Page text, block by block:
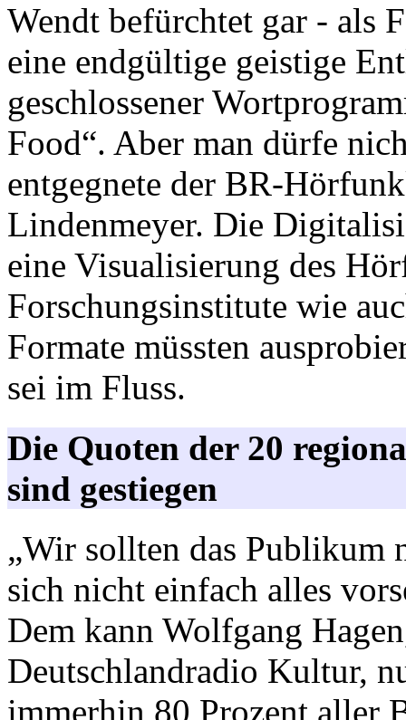
Wendt befürchtet gar - als
eine endgültige geistige
geschlossener
Food“. Aber man dürfe
entgegnete der BR-
Lindenmeyer. Die
eine Visualisierung des
Forschungsinstitute wie
Formate müssten
sei im Fluss.
Die Quoten der 20
sind gestiegen
„Wir sollten das Publikum
sich nicht einfach alles
Dem kann Wolfgang
Deutschlandradio Kultur,
immerhin 80 Prozent aller